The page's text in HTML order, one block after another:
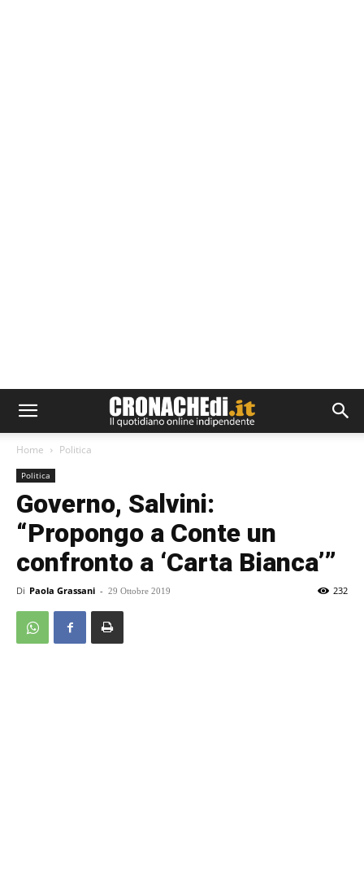
Home Politica
Politica
Governo, Salvini:
“Propongo a Conte un
confronto a ‘Carta Bianca’”
Di Paola Grassani - 29 Ottobre 2019 232